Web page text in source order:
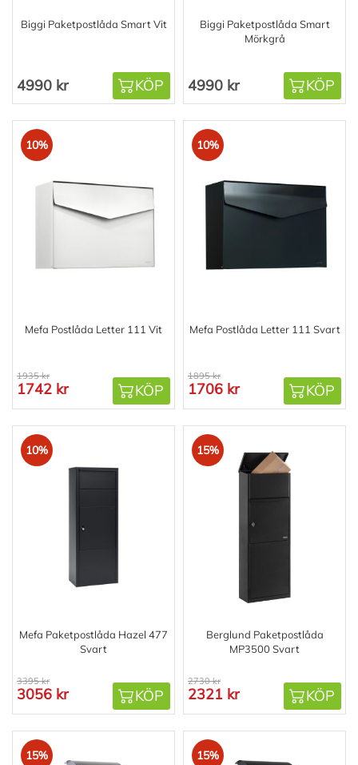
Biggi Paketpostlåda Smart Vit
4990 kr KÖP
Biggi Paketpostlåda Smart
Mörkgrå
4990 kr KÖP
10%
Mefa Postlåda Letter 111 Vit
1935 kr
1742 kr KÖP
10%
Mefa Postlåda Letter 111 Svart
1895 kr
1706 kr KÖP
10%
Mefa Paketpostlåda Hazel 477
Svart
3395 kr
3056 kr KÖP
15%
Berglund Paketpostlåda
MP3500 Svart
2730 kr
2321 kr KÖP
15% 15%